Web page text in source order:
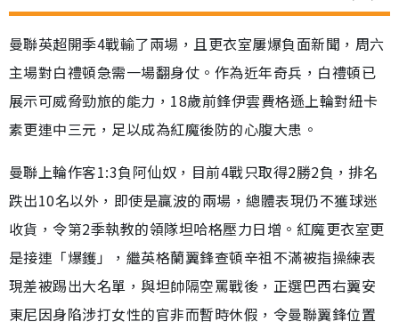
曼聯英超開季4戰輸了兩場，且更衣室屢爆負面新聞，周六
主場對白禮頓急需一場翻身仗。作為近年奇兵，白禮頓已
展示可威脅勁旅的能力，18歲前鋒伊雲費格遜上輪對紐卡
素更連中三元，足以成為紅魔後防的心腹大患。
曼聯上輪作客1:3負阿仙奴，目前4戰只取得2勝2負，排名
跌出10名以外，即使是贏波的兩場，總體表現仍不獲球迷
收貨，令第2季執教的領隊坦哈格壓力日增。紅魔更衣室更
是接連「爆鑊」，繼英格蘭翼鋒查頓辛祖不滿被指操練表
現差被踢出大名單，與坦帥隔空罵戰後，正選巴西右翼安
東尼因身陷涉打女性的官非而暫時休假，令曼聯翼鋒位置